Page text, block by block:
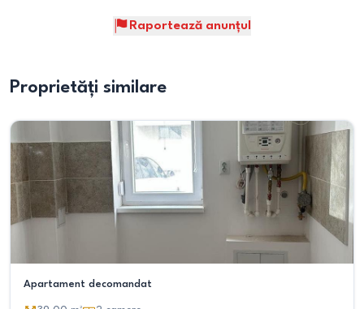
Raportează anunțul
Proprietăți similare
Apartament decomandat